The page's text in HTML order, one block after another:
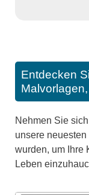
Entdecken
Nehmen Sie
unsere
wurden, um Ihre
Leben